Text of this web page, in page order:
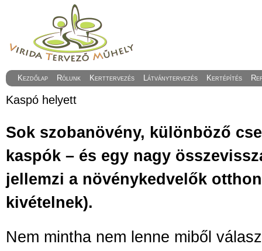
Kezdőlap Rólunk Kerttervezés Látványtervezés Kertépítés
Kaspó helyett
Sok szobanövény, különböző
kaspók – és egy nagy
jellemzi a növénykedvelők
kivételnek).
Nem mintha nem lenne miből